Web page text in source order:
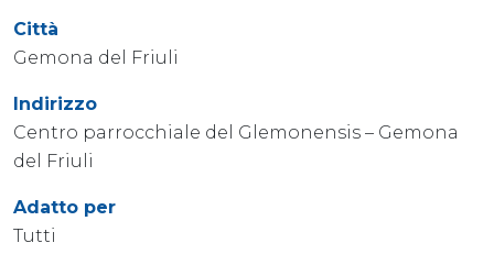
Città
Gemona del Friuli
Indirizzo
Centro parrocchiale del Glemonensis – Gemona
del Friuli
Adatto per
Tutti